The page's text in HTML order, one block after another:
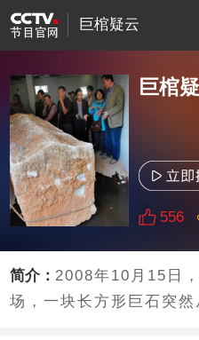
巨棺疑云
巨棺
556
简介： 2008年10月15日
场，一块长方形巨石突